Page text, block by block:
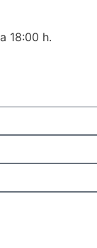
18:00 h.